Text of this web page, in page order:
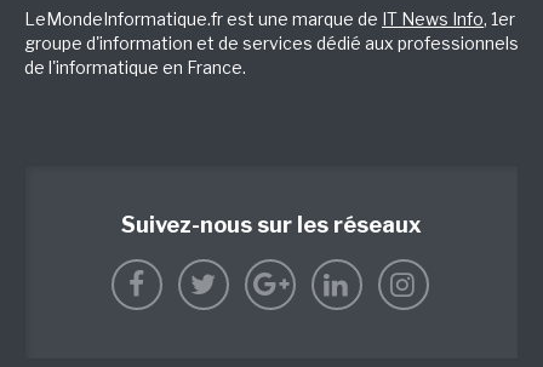
LeMondeInformatique.fr est une marque de IT News Info, 1er
groupe d'information et de services dédié aux professionnels
de l'informatique en France.
Suivez-nous sur les réseaux